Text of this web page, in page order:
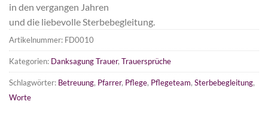
in den vergangen Jahren
und die liebevolle Sterbebegleitung.
Artikelnummer: FD0010
Kategorien: Danksagung Trauer, Trauersprüche
Schlagwörter: Betreuung, Pfarrer, Pflege, Pflegeteam, Sterbebegleitung,
Worte